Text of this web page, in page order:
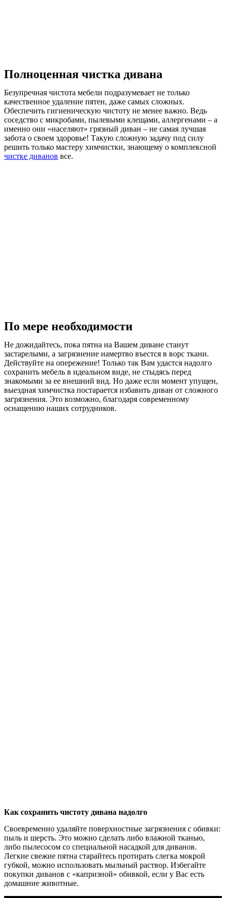
Полноценная чистка дивана
Безупречная чистота мебели подразумевает не только
качественное удаление пятен, даже самых сложных.
Обеспечить гигиеническую чистоту не менее важно. Ведь
соседство с микробами, пылевыми клещами, аллергенами – а
именно они «населяют» грязный диван – не самая лучшая
забота о своем здоровье! Такую сложную задачу под силу
решить только мастеру химчистки, знающему о комплексной
чистке диванов все.
По мере необходимости
Не дожидайтесь, пока пятна на Вашем диване станут
застарелыми, а загрязнение намертво въестся в ворс ткани.
Действуйте на опережение! Только так Вам удастся надолго
сохранить мебель в идеальном виде, не стыдясь перед
знакомыми за ее внешний вид. Но даже если момент упущен,
выездная химчистка постарается избавить диван от сложного
загрязнения. Это возможно, благодаря современному
оснащению наших сотрудников.
Как сохранить чистоту дивана надолго
Своевременно удаляйте поверхностные загрязнения с обивки:
пыль и шерсть. Это можно сделать либо влажной тканью,
либо пылесосом со специальной насадкой для диванов.
Легкие свежие пятна старайтесь протирать слегка мокрой
губкой, можно использовать мыльный раствор. Избегайте
покупки диванов с «капризной» обивкой, если у Вас есть
домашние животные.